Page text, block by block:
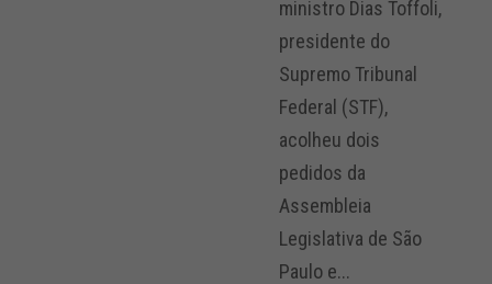
ministro Dias Toffoli,
presidente do
Supremo Tribunal
Federal (STF),
acolheu dois
pedidos da
Assembleia
Legislativa de São
Paulo e...